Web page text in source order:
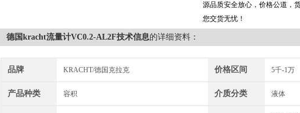
源品质安全放心，价格公道，
您交货无忧！
德国kracht流量计VC0.2-AL2F技术信息的详细资料：
品牌 KRACHT/德国克拉克 价格区间 5千-1万
产品种类 容积 介质分类 液体